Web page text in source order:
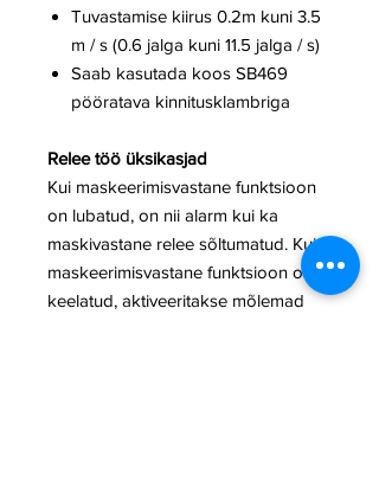
Tuvastamise kiirus 0.2m kuni 3.5
m / s (0.6 jalga kuni 11.5 jalga / s)
Saab kasutada koos SB469
pööratava kinnitusklambriga
Relee töö üksikasjad
Kui maskeerimisvastane funktsioon
on lubatud, on nii alarm kui ka
maskivastane relee sõltumatud. Kui
maskeerimisvastane funktsioon on
keelatud, aktiveeritakse mõlemad